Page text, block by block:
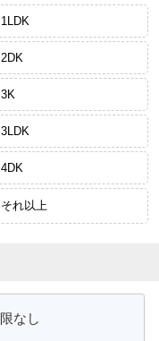
1LDK
2DK
3K
3LDK
4DK
それ以上